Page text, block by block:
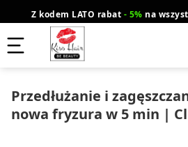
Z kodem LATO rabat - 5% na
wysyłka gratis od 200 zł
Przedłużanie i
nowa fryzura w 5 min |